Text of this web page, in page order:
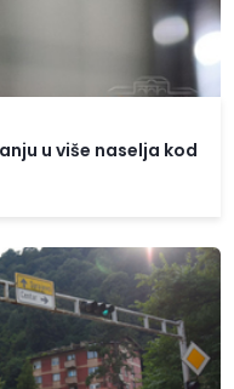
u više naselja kod